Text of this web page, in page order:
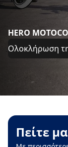
HERO
Ολοκλήρωση
Πείτε